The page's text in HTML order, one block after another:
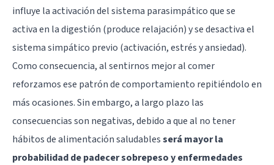
influye la activación delsistema parasimpáticoque se
activa en la digestión (produce relajación) y se desactiva el
sistema simpático previo (activación, estrés y ansiedad).
Como consecuencia, al sentirnos mejor al comer
reforzamos ese patrón de comportamiento repitiéndolo en
más ocasiones. Sin embargo, a largo plazo las
consecuencias son negativas, debido a que al no tener
hábitos de alimentación saludablesserá mayor la
probabilidad de padecer sobrepeso y enfermedades